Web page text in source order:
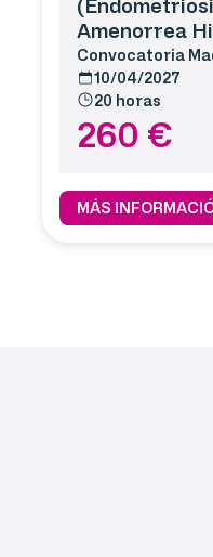
Amenorrea
Convocatoria
10/04/2027
20 horas
260 €
MÁS